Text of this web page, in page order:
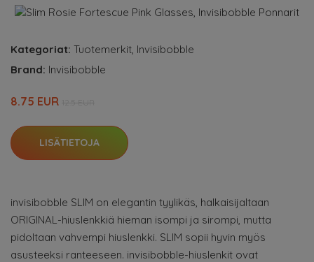
Kategoriat: Tuotemerkit Invisibobble
Brand: Invisibobble
8.75 EUR
LISÄTIETOJA
invisibobble SLIM on elegantin tyylikäs, halkaisijaltaan
ORIGINAL-hiuslenkkiä hieman isompi ja sirompi, mutta
pidoltaan vahvempi hiuslenkki. SLIM sopii hyvin myös
asusteeksi ranteeseen. invisibobble-hiuslenkit ovat